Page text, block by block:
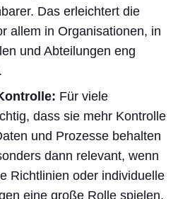
Das erleichtert die
allem in Organisationen, in
und Abteilungen eng
Für viele
dass sie mehr Kontrolle
und Prozesse behalten
dann relevant, wenn
Richtlinien oder individuelle
eine große Rolle spielen.